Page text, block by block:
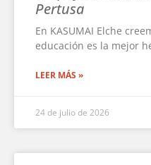
Pertusa
En KASUMAI Elche
educación es la mejor
LEER MÁS »
24 de julio de 2026